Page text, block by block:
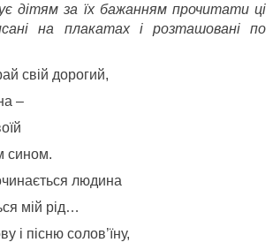
дітям за їх бажанням прочитати ці
на плакатах і розташовані по
свій дорогий,
–
сином.
людина
мій рід…
і пісню солов’їну,